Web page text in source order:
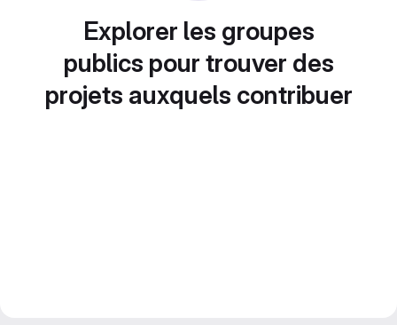
Explorer les groupes
publics pour trouver des
projets auxquels contribuer